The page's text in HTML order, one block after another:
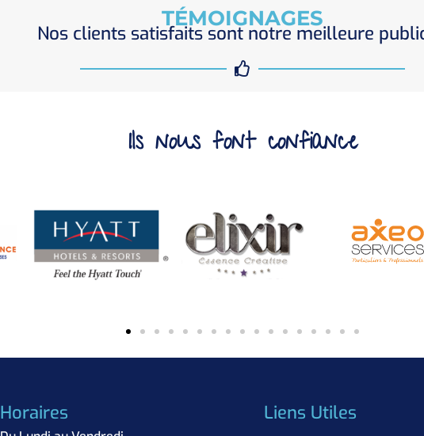
TÉMOIGNAGES
Nos clients satisfaits sont notre meilleure
Ils nous font confiance
Horaires Liens Utiles